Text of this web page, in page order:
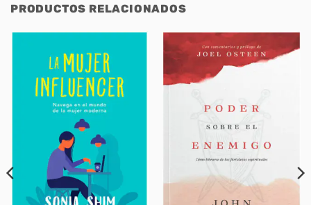
PRODUCTOS RELACIONADOS